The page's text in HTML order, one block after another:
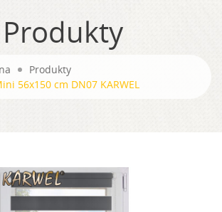
Produkty
Produkty
56x150 cm DN07 KARWEL